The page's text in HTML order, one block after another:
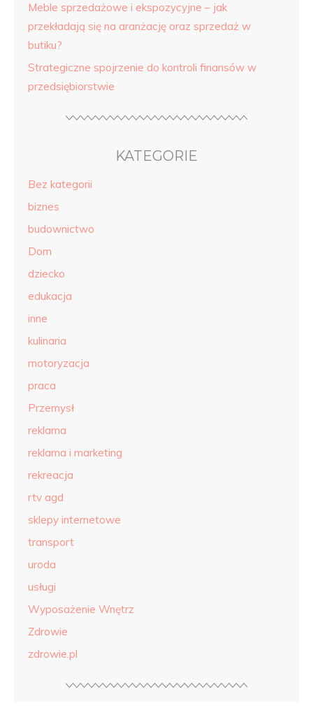
Meble sprzedażowe i ekspozycyjne – jak
przekładają się na aranżację oraz sprzedaż w
butiku?
Strategiczne spojrzenie do kontroli finansów w
przedsiębiorstwie
KATEGORIE
Bez kategorii
biznes
budownictwo
Dom
dziecko
edukacja
inne
kulinaria
motoryzacja
praca
Przemysł
reklama
reklama i marketing
rekreacja
rtv agd
sklepy internetowe
transport
uroda
usługi
Wyposażenie Wnętrz
Zdrowie
zdrowie.pl